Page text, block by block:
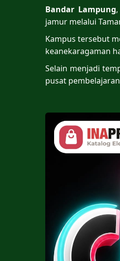
Bandar Lampung,
jamur melalui
Kampus tersebut
keanekaragaman
Selain menjadi
pusat